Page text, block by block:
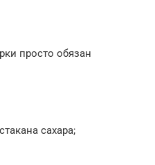
просто обязан
сахара;